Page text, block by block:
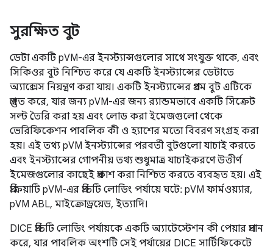
সুরক্ষিত বুট
ডেটা একটি pVM-এর ইনস্ট্যান্সগুলোর সাথে সংযুক্ত থাকে, এবং
সিকিওর বুট নিশ্চিত করে যে একটি ইনস্ট্যান্সের ডেটাতে
অ্যাক্সেস নিয়ন্ত্রণ করা যায়। একটি ইনস্ট্যান্সের প্রথম বুট এটিকে
প্রস্তুত করে, যার জন্য pVM-এর জন্য র‍্যান্ডমভাবে একটি সিক্রেট
সল্ট তৈরি করা হয় এবং লোড করা ইমেজগুলো থেকে
ভেরিফিকেশন পাবলিক কী ও হ্যাশের মতো বিবরণ সংগ্রহ করা
হয়। এই তথ্য pVM ইনস্ট্যান্সের পরবর্তী বুটগুলো যাচাই করতে
এবং ইনস্ট্যান্সের গোপনীয় তথ্য শুধুমাত্র যাচাইকরণে উত্তীর্ণ
ইমেজগুলোর কাছেই প্রকাশ করা নিশ্চিত করতে ব্যবহৃত হয়। এই
প্রক্রিয়াটি pVM-এর প্রতিটি লোডিং পর্যায়ে ঘটে: pVM ফার্মওয়্যার,
pVM ABL, মাইক্রোড্রয়েড, ইত্যাদি।
DICE প্রতিটি লোডিং পর্যায়কে একটি অ্যাটেস্টেশন কী পেয়ার প্রদান
করে, যার পাবলিক অংশটি সেই পর্যায়ের DICE সার্টিফিকেটে